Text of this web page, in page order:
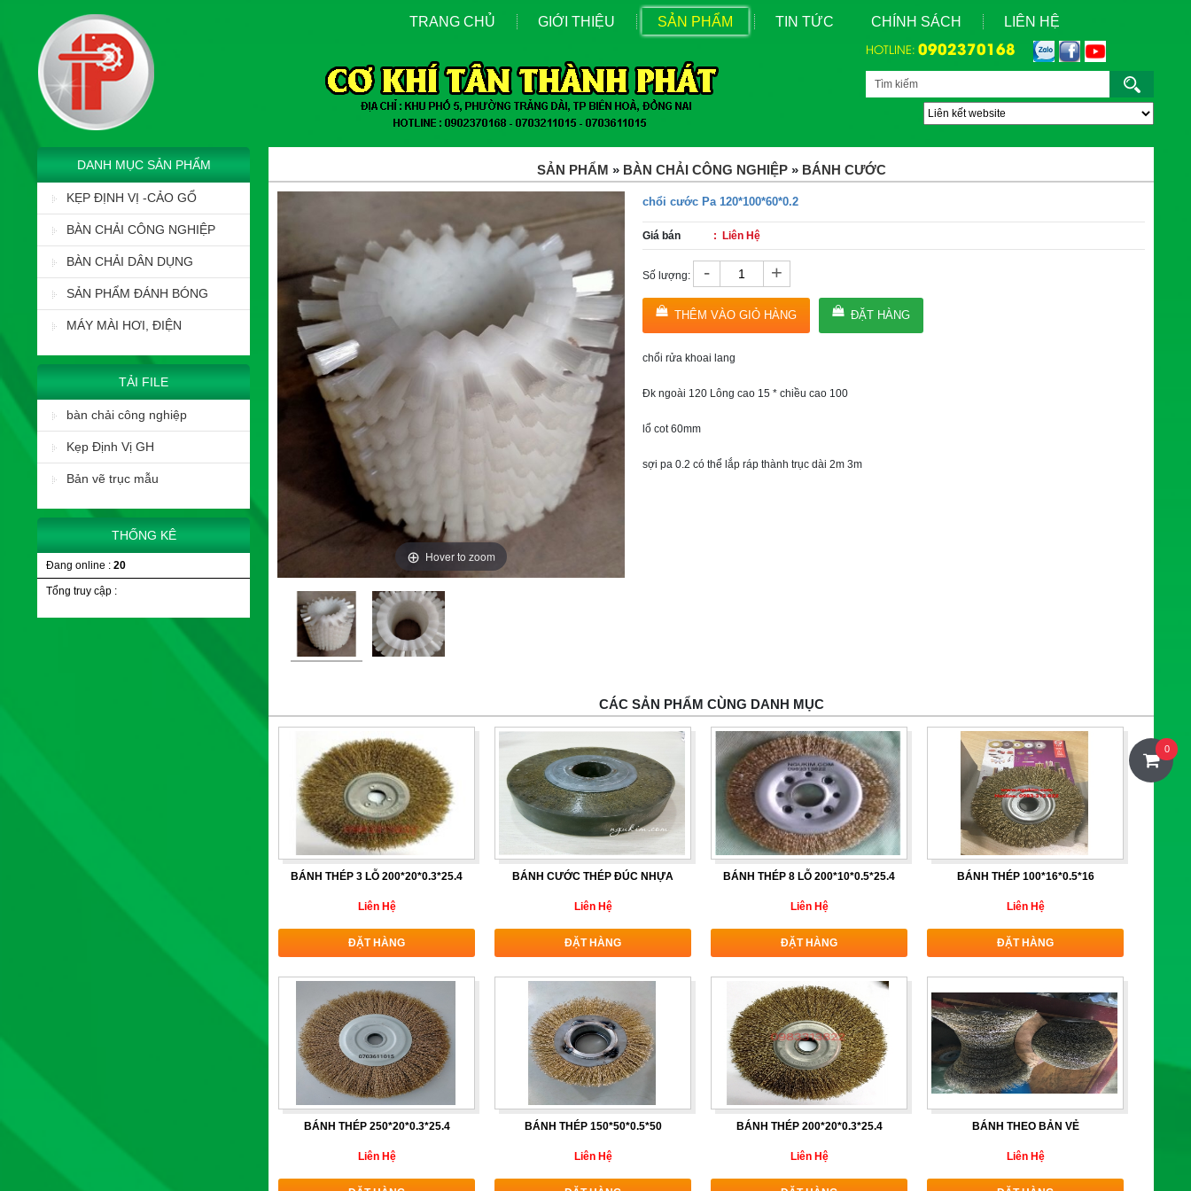
TRANG CHỦ GIỚI THIỆU SẢN PHẨM TIN TỨC CHÍNH SÁCH LIÊN HỆ
HOTLINE: 0902370168
DANH MỤC SẢN PHẨM
KẸP ĐỊNH VỊ -CẢO GỔ
BÀN CHẢI CÔNG NGHIỆP
BÀN CHẢI DÂN DỤNG
SẢN PHẨM ĐÁNH BÓNG
MÁY MÀI HƠI, ĐIỆN
TẢI FILE
bàn chải công nghiệp
Kẹp Định Vị GH
Bản vẽ trục mẫu
THỐNG KÊ
Đang online : 20
Tổng truy cập :
SẢN PHẨM » BÀN CHẢI CÔNG NGHIỆP» BÁNH CƯỚC
Hover to zoom
chổi cước Pa 120*100*60*0.2
Giá bán : Liên Hệ
Số lượng: - +
THÊM VÀO GIỎ HÀNG ĐẶT HÀNG
chổi rửa khoai lang
Đk ngoài 120 Lông cao 15 * chiều cao 100
lổ cot 60mm
sợi pa 0.2 có thể lắp ráp thành trục dài 2m 3m
CÁC SẢN PHẨM CÙNG DANH MỤC
BÁNH THÉP 3 LỖ 200*20*0.3*25.4
Liên Hệ
ĐẶT HÀNG
BÁNH CƯỚC THÉP ĐÚC NHỰA
Liên Hệ
ĐẶT HÀNG
BÁNH THÉP 8 LỖ 200*10*0.5*25.4
Liên Hệ
ĐẶT HÀNG
BÁNH THÉP 100*16*0.5*16
Liên Hệ
ĐẶT HÀNG
BÁNH THÉP 250*20*0.3*25.4
Liên Hệ
BÁNH THÉP 150*50*0.5*50
Liên Hệ
BÁNH THÉP 200*20*0.3*25.4
Liên Hệ
BÁNH THEO BẢN VẺ
Liên Hệ
0